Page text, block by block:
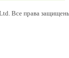
Все права